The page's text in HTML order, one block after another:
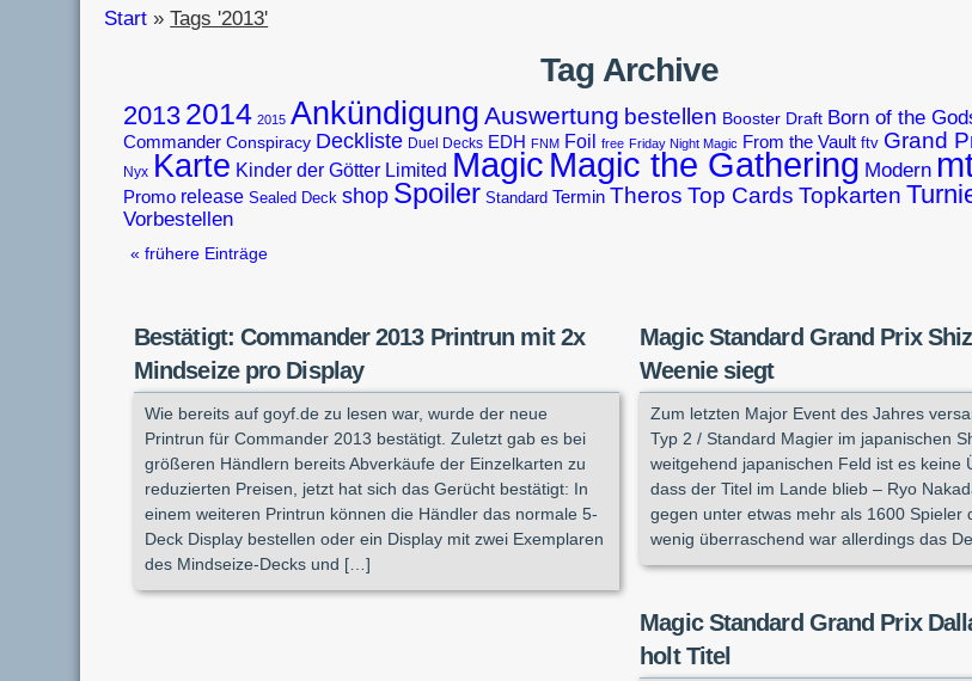
Start »Tags '2013'
Tag Archive
2013 2014 2015 Ankündigung Auswertung bestellen Booster Draft Born of the
Commander Conspiracy Deckliste Duel Decks EDH FNM Foil free Friday Night Magic From the Vault ftv Grand
Nyx Karte Kinder der Götter Limited Magic Magic the Gathering Modern
Promo release Sealed Deck shop Spoiler Standard Termin Theros Top Cards Topkarten
Vorbestellen
« frühere Einträge
Bestätigt: Commander 2013 Printrun mit 2x
Mindseize pro Display
Wie bereits auf goyf.de zu lesen war, wurde der neue
Printrun für Commander 2013 bestätigt. Zuletzt gab es bei
größeren Händlern bereits Abverkäufe der Einzelkarten zu
reduzierten Preisen, jetzt hat sich das Gerücht bestätigt: In
einem weiteren Printrun können die Händler das normale 5-
Deck Display bestellen oder ein Display mit zwei Exemplaren
des Mindseize-Decks und […]
Magic Standard Grand Prix
Weenie siegt
Zum letzten Major Event des Jahres
Typ 2 / Standard Magier im japanischen
weitgehend japanischen Feld ist es keine
dass der Titel im Lande blieb – Ryo
gegen unter etwas mehr als 1600 Spieler
wenig überraschend war allerdings das
Magic Standard Grand Prix
holt Titel